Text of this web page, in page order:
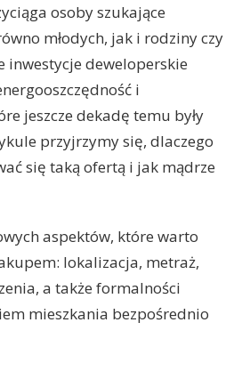
osoby szukające
młodych, jak i rodziny czy
inwestycje deweloperskie
i
jeszcze dekadę temu były
przyjrzymy się, dlaczego
się taką ofertą i jak mądrze
aspektów, które warto
lokalizacja, metraż,
a także formalności
mieszkania bezpośrednio